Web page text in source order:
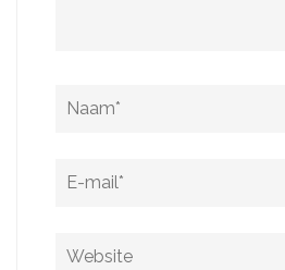
Naam
E-
Website